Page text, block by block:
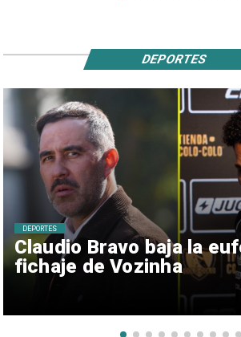
Claudio Bravo baja la
fichaje de Vozinha
DEPORTES
DEPORTES